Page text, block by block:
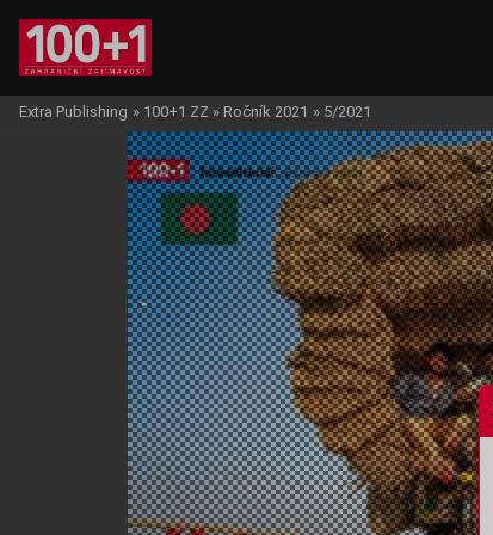
Extra Publishing » 100+1 ZZ » Ročník 2021 » 5/2021